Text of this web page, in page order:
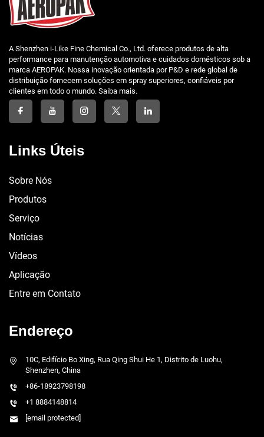
A Shenzhen i-Like Fine Chemical Co., Ltd. oferece produtos de alta
performance para manutenção automotiva e cuidados domésticos sob a
marca AEROPAK. Nossa inovação orientada por P&D e rede global de
distribuição fornecem soluções em spray superiores, confiáveis por
clientes em todo o mundo. Saiba mais.
Links Úteis
Sobre Nós
Produtos
Serviço
Notícias
Vídeos
Aplicação
Entre em Contato
Endereço
10C, Edifício Bo Xing, Rua Qing Shui He 1, Distrito de Luohu,
Shenzhen, China
+86-18923798198
+1 8884148814
[email protected]